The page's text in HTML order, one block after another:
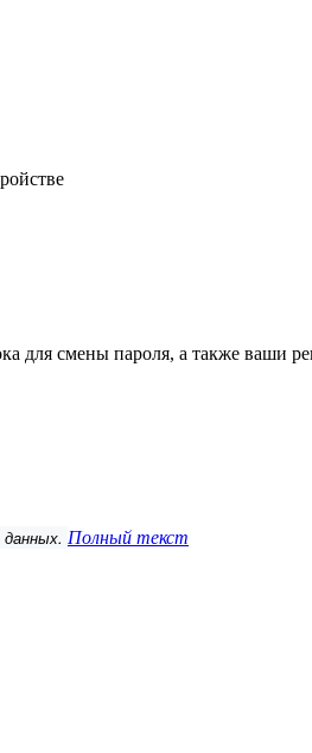
для смены пароля, а также ваши
Полный текст